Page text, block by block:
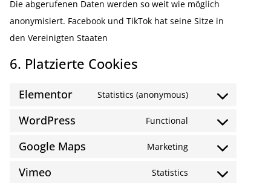
Die abgeru­fenen Daten werden so weit wie möglich
anony­mi­siert. Facebook und TikTok hat seine Sitze in
den Verei­nigten Staaten
6. Platzierte Cookies
Elementor Statistics (anonymous)
WordPress Functional
Google Maps Marketing
Vimeo Statistics